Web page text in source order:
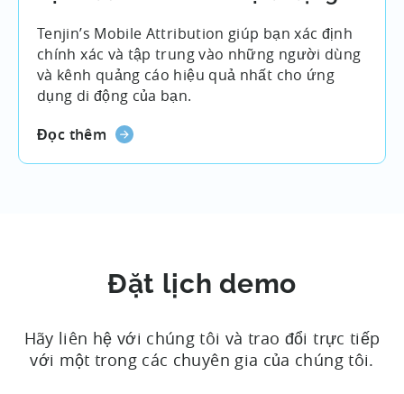
Tenjin’s Mobile Attribution giúp bạn xác định
chính xác và tập trung vào những người dùng
và kênh quảng cáo hiệu quả nhất cho ứng
dụng di động của bạn.
Đọc thêm
Đặt lịch demo
Hãy liên hệ với chúng tôi và trao đổi trực tiếp
với một trong các chuyên gia của chúng tôi.